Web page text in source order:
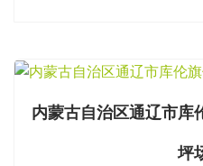
内蒙古自治区通辽市库
坪